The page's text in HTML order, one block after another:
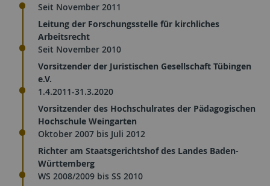
Seit November 2011
Leitung der Forschungsstelle für kirchliches
Arbeitsrecht
Seit November 2010
Vorsitzender der Juristischen Gesellschaft Tübingen
e.V.
1.4.2011-31.3.2020
Vorsitzender des Hochschulrates der Pädagogischen
Hochschule Weingarten
Oktober 2007 bis Juli 2012
Richter am Staatsgerichtshof des Landes Baden-
Württemberg
WS 2008/2009 bis SS 2010